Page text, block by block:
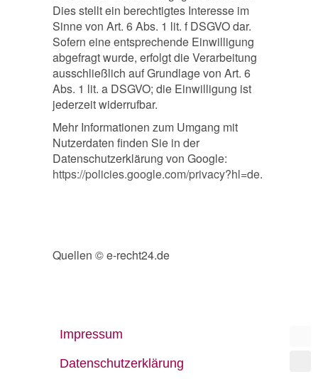
Dies stellt ein berechtigtes Interesse im
Sinne von Art. 6 Abs. 1 lit. f DSGVO dar.
Sofern eine entsprechende Einwilligung
abgefragt wurde, erfolgt die Verarbeitung
ausschließlich auf Grundlage von Art. 6
Abs. 1 lit. a DSGVO; die Einwilligung ist
jederzeit widerrufbar.
Mehr Informationen zum Umgang mit
Nutzerdaten finden Sie in der
Datenschutzerklärung von Google:
https://policies.google.com/privacy?hl=de.
Quellen © e-recht24.de
Impressum
Datenschutzerklärung